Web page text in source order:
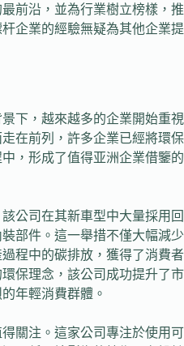
前沿，並為行業樹立榜樣，推
企業的經驗無疑為其他企業提
下，越來越多的企業開始重視
在前列，許多企業已經將環保
，形成了值得亚洲企業借鑒的
公司在其新車型中大量採用回
部件。這一舉措不僅大幅減少
程中的碳排放，獲得了消費者
保理念，該公司成功提升了市
年輕消費群體。
關注。這家公司專注於使用可